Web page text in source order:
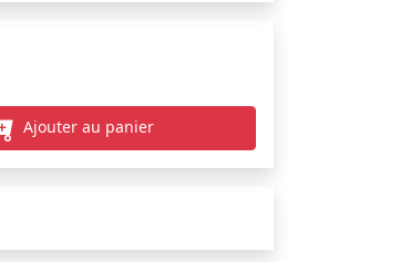
Ajouter au panier